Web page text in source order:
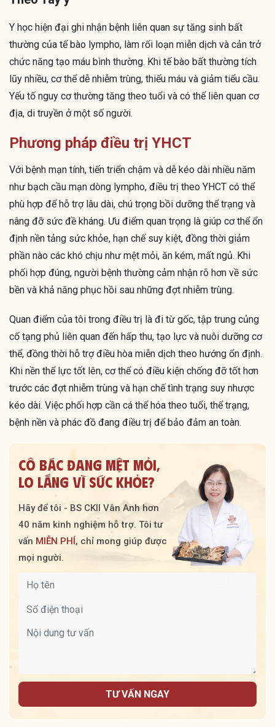
Y học hiện đại ghi nhận bệnh liên quan sự tăng sinh bất
thường của tế bào lympho, làm rối loạn miễn dịch và cản trở
chức năng tạo máu bình thường. Khi tế bào bất thường tích
lũy nhiều, cơ thể dễ nhiễm trùng, thiếu máu và giảm tiểu cầu.
Yếu tố nguy cơ thường tăng theo tuổi và có thể liên quan cơ
địa, di truyền ở một số người.
Phương pháp điều trị YHCT
Với bệnh mạn tính, tiến triển chậm và dễ kéo dài nhiều năm
như bạch cầu mạn dòng lympho, điều trị theo YHCT có thể
phù hợp để hỗ trợ lâu dài, chú trọng bồi dưỡng thể trạng và
nâng đỡ sức đề kháng. Ưu điểm quan trọng là giúp cơ thể ổn
định nền tảng sức khỏe, hạn chế suy kiệt, đồng thời giảm
phần nào các khó chịu như mệt mỏi, ăn kém, mất ngủ. Khi
phối hợp đúng, người bệnh thường cảm nhận rõ hơn về sức
bền và khả năng phục hồi sau những đợt nhiễm trùng.
Quan điểm của tôi trong điều trị là đi từ gốc, tập trung củng
cố tạng phủ liên quan đến hấp thu, tạo lực và nuôi dưỡng cơ
thể, đồng thời hỗ trợ điều hòa miễn dịch theo hướng ổn định.
Khi nền thể lực tốt lên, cơ thể có điều kiện chống đỡ tốt hơn
trước các đợt nhiễm trùng và hạn chế tình trạng suy nhược
kéo dài. Việc phối hợp cần cá thể hóa theo tuổi, thể trạng,
bệnh nền và phác đồ đang điều trị để bảo đảm an toàn.
CÔ BÁC ĐANG MỆT MỎI,
LO LẮNG VÌ SỨC KHỎE?
Hãy để tôi - BS CKII Vân Anh hơn
40 năm kinh nghiệm hỗ trợ. Tôi tư
vấn MIỄN PHÍ, chỉ mong giúp được
mọi người.
TƯ VẤN NGAY